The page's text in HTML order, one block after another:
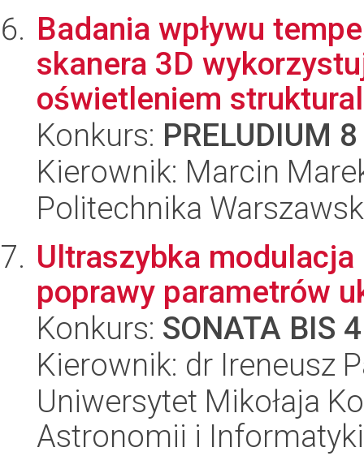
Badania wpływu
skanera 3D
oświetleniem
Konkurs: PRELUDIUM 8
Kierownik: Marcin
Politechnika
Ultraszybka
poprawy parametrów
Konkurs: SONATA BIS 4
Kierownik: dr Ireneusz
Uniwersytet Mikołaja
Astronomii i